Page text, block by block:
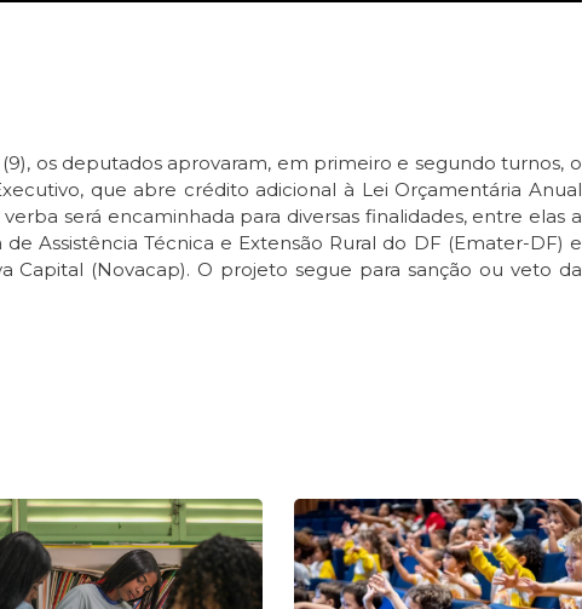
os deputados aprovaram, em primeiro e segundo turnos, o
que abre crédito adicional à Lei Orçamentária Anual
será encaminhada para diversas finalidades, entre elas a
Assistência Técnica e Extensão Rural do DF (Emater-DF) e
Capital (Novacap). O projeto segue para sanção ou veto da
PagePagePagePagePage